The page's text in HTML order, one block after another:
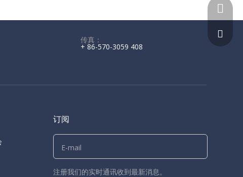
传真：
+ 86-570-3059 408
订阅
注册我们的实时通讯收到最新消息。
+ 86-